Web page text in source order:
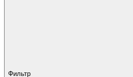
Фильтр